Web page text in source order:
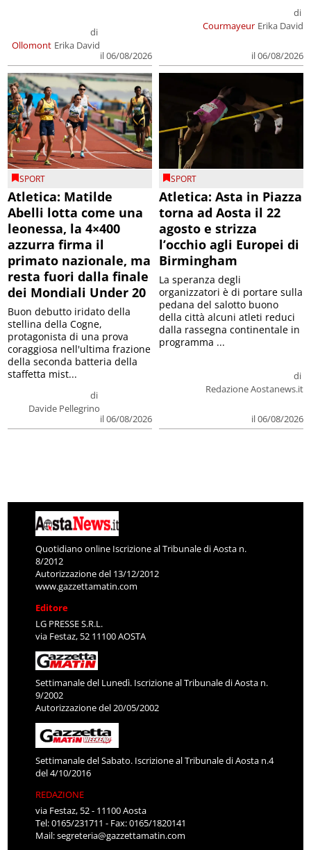
Ollomont
di
Erika David
il 06/08/2026
Courmayeur
di
Erika David
il 06/08/2026
SPORT
Atletica: Matilde
Abelli lotta come una
leonessa, la 4×400
azzurra firma il
primato nazionale, ma
resta fuori dalla finale
dei Mondiali Under 20
di
Davide Pellegrino
il 06/08/2026
Buon debutto iridato della
stellina della Cogne,
protagonista di una prova
coraggiosa nell'ultima frazione
della seconda batteria della
staffetta mist...
SPORT
Atletica: Asta in Piazza
torna ad Aosta il 22
agosto e strizza
l’occhio agli Europei di
Birmingham
di
Redazione Aostanews.it
il 06/08/2026
La speranza degli
organizzatori è di portare sulla
pedana del salotto buono
della città alcuni atleti reduci
dalla rassegna continentale in
programma ...
Quotidiano online Iscrizione al Tribunale di Aosta n.
8/2012
Autorizzazione del 13/12/2012
www.gazzettamatin.com
Editore
LG PRESSE S.R.L.
via Festaz, 52 11100 AOSTA
Settimanale del Lunedì. Iscrizione al Tribunale di Aosta n.
9/2002
Autorizzazione del 20/05/2002
Settimanale del Sabato. Iscrizione al Tribunale di Aosta n.4
del 4/10/2016
REDAZIONE
via Festaz, 52 - 11100 Aosta
Tel: 0165/231711 - Fax: 0165/1820141
Mail:segreteria@gazzettamatin.com